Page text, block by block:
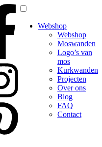
Webshop
Webshop
Moswanden
Logo’s van
mos
Kurkwanden
Projecten
Over ons
Blog
FAQ
Contact